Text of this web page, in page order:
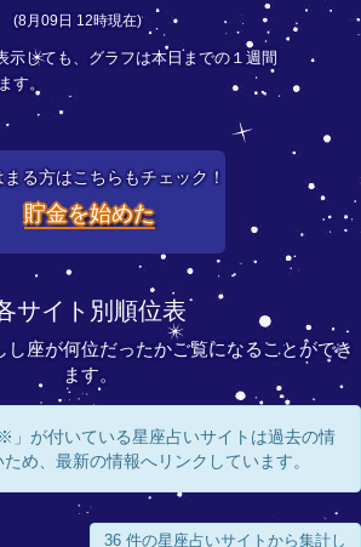
(8月09日 12時現在)
示しても、グラフは本日までの１週間
す。
まる方はこちらもチェック！
貯金を始めた
サイト別順位表
座が何位だったかご覧になることができ
ます。
」が付いている星座占いサイトは過去の情
め、最新の情報へリンクしています。
36 件の星座占いサイトから集計し